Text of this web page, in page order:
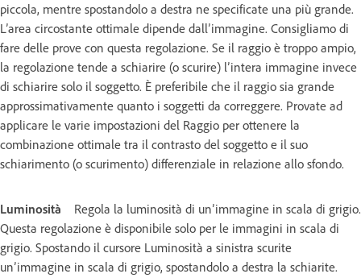
piccola, mentre spostandolo a destra ne specificate una più grande.
L’area circostante ottimale dipende dall’immagine. Consigliamo di
fare delle prove con questa regolazione. Se il raggio è troppo ampio,
la regolazione tende a schiarire (o scurire) l’intera immagine invece
di schiarire solo il soggetto. È preferibile che il raggio sia grande
approssimativamente quanto i soggetti da correggere. Provate ad
applicare le varie impostazioni del Raggio per ottenere la
combinazione ottimale tra il contrasto del soggetto e il suo
schiarimento (o scurimento) differenziale in relazione allo sfondo.
Luminosità
Regola la luminosità di un’immagine in scala di grigio.
Questa regolazione è disponibile solo per le immagini in scala di
grigio. Spostando il cursore Luminosità a sinistra scurite
un’immagine in scala di grigio, spostandolo a destra la schiarite.